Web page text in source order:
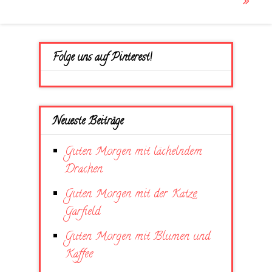
Folge uns auf Pinterest!
Neueste Beiträge
Guten Morgen mit lächelndem
Drachen
Guten Morgen mit der Katze
Garfield
Guten Morgen mit Blumen und
Kaffee